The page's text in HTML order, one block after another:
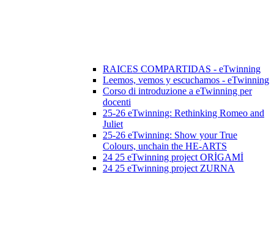
RAICES COMPARTIDAS - eTwinning
Leemos, vemos y escuchamos - eTwinning
Corso di introduzione a eTwinning per
docenti
25-26 eTwinning: Rethinking Romeo and
Juliet
25-26 eTwinning: Show your True
Colours, unchain the HE-ARTS
24 25 eTwinning project ORİGAMİ
24 25 eTwinning project ZURNA